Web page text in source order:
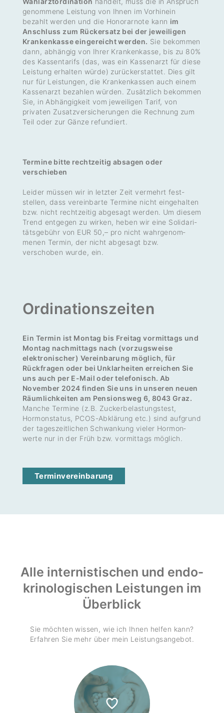
genom­mene Leis­tung von Ihnen im Vorhinein
bezahlt werden und die Hono­rar­note kann im
Anschluss zum Rückersatz bei der jeweiligen
Krankenkasse eingereicht werden. Sie bekommen
dann, abhängig von Ihrer Kran­ken­kasse, bis zu 80%
des Kassen­ta­rifs (das, was ein Kassen­arzt für diese
Leis­tung erhalten würde) zurück­er­stattet. Dies gilt
nur für Leis­tungen, die Kran­ken­kassen auch einem
Kassen­arzt bezahlen würden. Zusätz­lich bekommen
Sie, in Abhän­gig­keit vom jewei­ligen Tarif, von
privaten Zusatz­ver­si­che­rungen die Rech­nung zum
Teil oder zur Gänze refun­diert.
Termine bitte rechtzeitig absagen oder
verschieben
Leider müssen wir in letzter Zeit vermehrt fest­
stellen, dass verein­barte Termine nicht einge­halten
bzw. nicht recht­zeitig abge­sagt werden. Um diesem
Trend entgegen zu wirken, heben wir eine Soli­da­ri­
täts­ge­bühr von EUR 50,– pro nicht wahr­ge­nom­
menen Termin, der nicht abge­sagt bzw.
verschoben wurde, ein.
Ordi­na­ti­ons­zeiten
Ein Termin ist Montag bis Freitag vormittags und
Montag nachmittags nach (vorzugsweise
elektronischer) Vereinbarung möglich, für
Rückfragen oder bei Unklarheiten erreichen Sie
uns auch per E-Mail oder telefonisch. Ab
November 2024 finden Sie uns in unseren neuen
Räumlichkeiten am Pensionsweg 6, 8043 Graz.
Manche Termine (z.B. Zucker­be­las­tungs­test,
Hormon­s­tatus, PCOS-Abklä­rung etc.) sind aufgrund
der tages­zeit­li­chen Schwan­kung vieler Hormon­
werte nur in der Früh bzw. vormit­tags möglich.
Termin­ver­ein­ba­rung
Alle inter­nis­ti­schen und endo­
kri­no­lo­gi­schen Leis­tungen im
Überblick
Sie möchten wissen, wie ich Ihnen helfen kann?
Erfahren Sie mehr über mein Leis­tungs­an­gebot.